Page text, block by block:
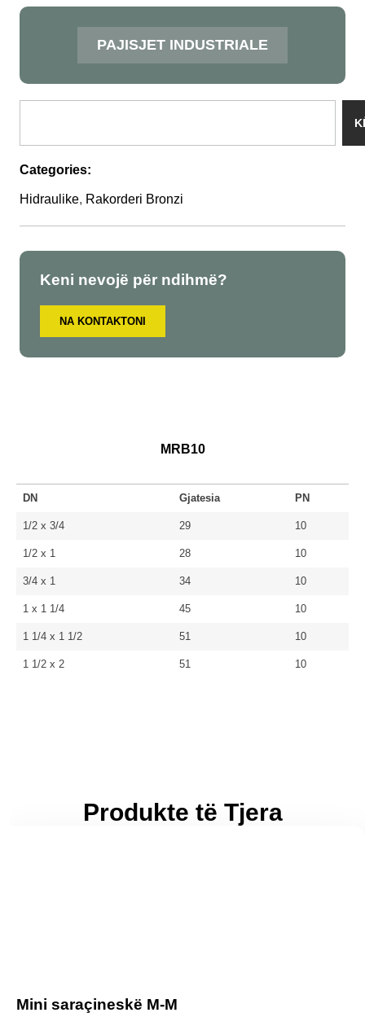
PAJISJET INDUSTRIALE
Categories:
Hidraulike, Rakorderi Bronzi
Keni nevojë për ndihmë?
NA KONTAKTONI
MRB10
DN Gjatesia PN
1/2 x 3/4 29 10
1/2 x 1 28 10
3/4 x 1 34 10
1 x 1 1/4 45 10
1 1/4 x 1 1/2 51 10
1 1/2 x 2 51 10
Produkte të Tjera
Mini saraçineskë M-M